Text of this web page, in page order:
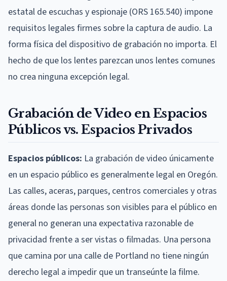
estatal de escuchas y espionaje (ORS 165.540) impone
requisitos legales firmes sobre la captura de audio. La
forma física del dispositivo de grabación no importa. El
hecho de que los lentes parezcan unos lentes comunes
no crea ninguna excepción legal.
Grabación de Video en Espacios
Públicos vs. Espacios Privados
Espacios públicos: La grabación de video únicamente
en un espacio público es generalmente legal en Oregón.
Las calles, aceras, parques, centros comerciales y otras
áreas donde las personas son visibles para el público en
general no generan una expectativa razonable de
privacidad frente a ser vistas o filmadas. Una persona
que camina por una calle de Portland no tiene ningún
derecho legal a impedir que un transeúnte la filme.